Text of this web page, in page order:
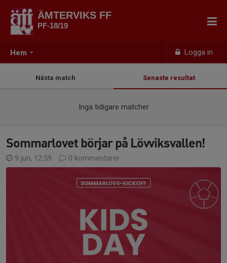
Hem Logga in
ÄMTERVIKS FF
PF-18/19
Nästa match Senaste resultat
Inga tidigare matcher
Sommarlovet börjar på Lövviksvallen!
9 jun, 12:59 0 kommentarer